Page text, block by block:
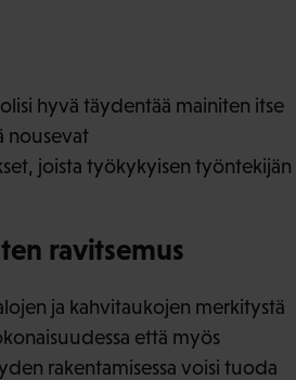
hyvä täydentää mainiten itse
nousevat
joista työkykyisen työntekijän
ravitsemus
ja kahvitaukojen merkitystä
että myös
rakentamisessa voisi tuoda